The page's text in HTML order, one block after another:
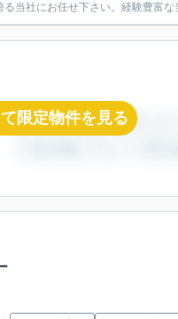
当社にお任せ下さい。経験豊富な
限定物件を見る